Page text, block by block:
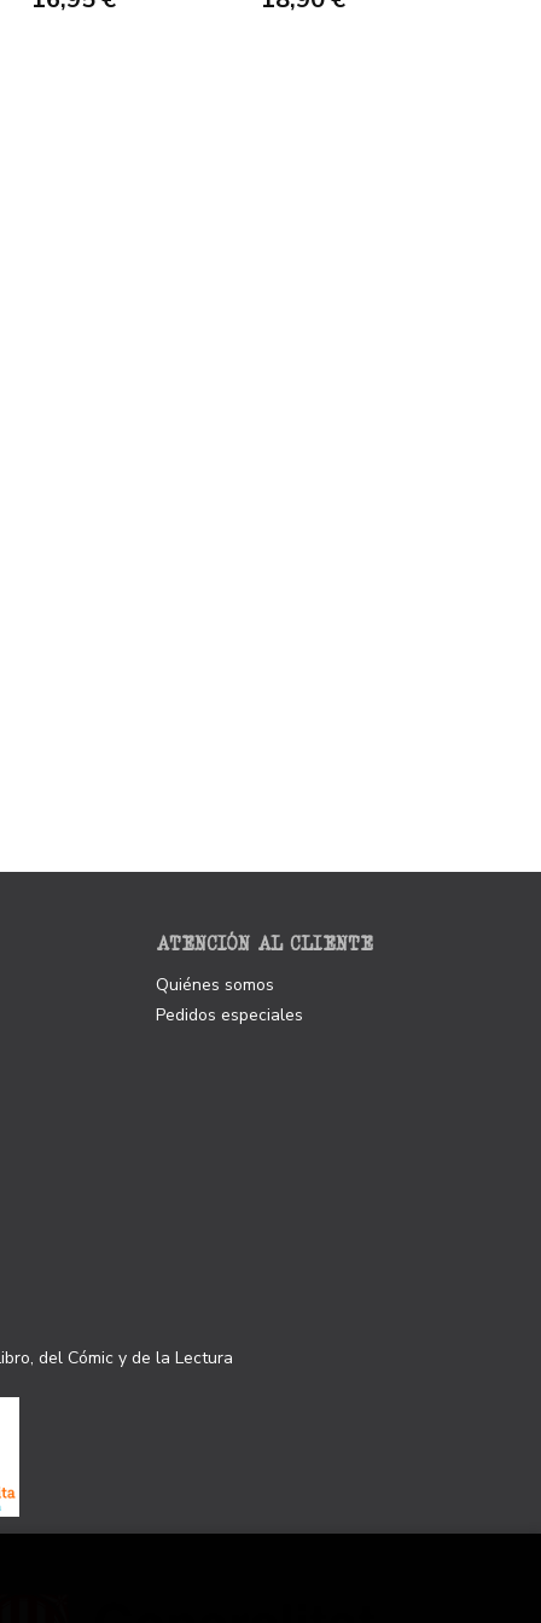
ATENCIÓN AL CLIENTE
Quiénes somos
Pedidos especiales
del Cómic y de la Lectura